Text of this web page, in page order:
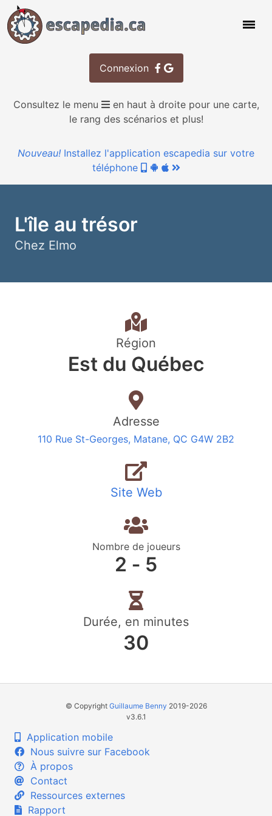
Connexion
Consultez le menu
en haut à droite pour une carte,
le rang des scénarios et plus!
Nouveau! Installez l'application escapedia sur votre
téléphone
L'île au trésor
Chez Elmo
Région
Est du Québec
Adresse
110 Rue St-Georges, Matane, QC G4W 2B2
Site Web
Nombre de joueurs
2 ‐ 5
Durée, en minutes
30
© Copyright Guillaume Benny 2019-2026
v3.6.1
Application mobile
Nous suivre sur Facebook
À propos
Contact
Ressources externes
Rapport